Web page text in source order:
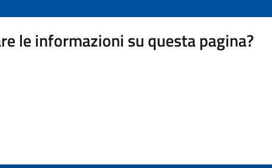
le informazioni su questa pagina?